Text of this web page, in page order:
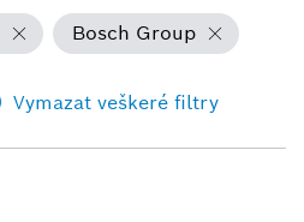
Bosch Group
Vymazat veškeré filtry